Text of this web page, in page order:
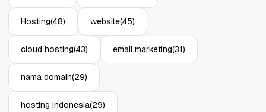
Media
11 Jun, 2026 4
Hosting(48) website(45)
cloud hosting(43) email marketing(31)
nama domain(29)
hosting indonesia(29)